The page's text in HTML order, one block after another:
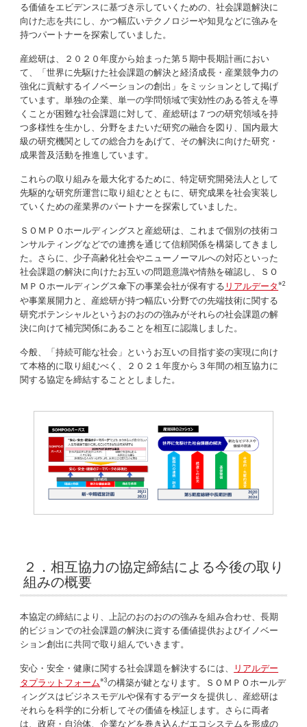
る価値をエビデンスに基づき示していくための、社会課題解決に
向けた志を共にし、かつ幅広いテクノロジーや知見などに強みを
持つパートナーを探索していました。
産総研は、２０２０年度から始まった第５期中長期計画におい
て、「世界に先駆けた社会課題の解決と経済成長・産業競争力の
強化に貢献するイノベーションの創出」をミッションとして掲げ
ています。単独の企業、単一の学問領域で実効性のある答えを導
くことが困難な社会課題に対して、産総研は７つの研究領域を持
つ多様性を生かし、分野をまたいだ研究の融合を図り、国内最大
級の研究機関としての総合力をあげて、その解決に向けた研究・
成果普及活動を推進しています。
これらの取り組みを最大化するために、特定研究開発法人として
先駆的な研究所運営に取り組むとともに、研究成果を社会実装し
ていくための産業界のパートナーを探索していました。
ＳＯＭＰＯホールディングスと産総研は、これまで個別の技術コ
ンサルティングなどでの連携を通じて信頼関係を構築してきまし
た。さらに、少子高齢化社会やニューノーマルへの対応といった
社会課題の解決に向けたお互いの問題意識や情熱を確認し、ＳＯ
ＭＰＯホールディングス傘下の事業会社が保有する リアルデータ※2
や事業展開力と、産総研が持つ幅広い分野での先端技術に関する
研究ポテンシャルというおのおのの強みがそれらの社会課題の解
決に向けて補完関係にあることを相互に認識しました。
今般、「持続可能な社会」というお互いの目指す姿の実現に向け
て本格的に取り組むべく、２０２１年度から３年間の相互協力に
関する協定を締結することとしました。
２．相互協力の協定締結による今後の取り
組みの概要
本協定の締結により、上記のおのおのの強みを組み合わせ、長期
的ビジョンでの社会課題の解決に資する価値提供およびイノベー
ション創出に共同で取り組んでいきます。
安心・安全・健康に関する社会課題を解決するには、
リアルデー
タプラットフォーム※3の構築が鍵となります。ＳＯＭＰＯホールデ
ィングスはビジネスモデルや保有するデータを提供し、産総研は
それらを科学的に分析してその価値を検証します。さらに両者
は、政府・自治体、企業などを巻き込んだエコシステムを形成の